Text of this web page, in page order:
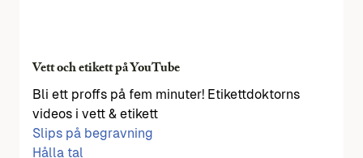
Vett och etikett på YouTube
Bli ett proffs på fem minuter! Etikettdoktorns
videos i vett & etikett
Slips på begravning
Hålla tal